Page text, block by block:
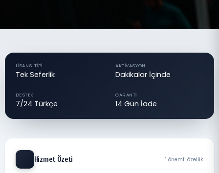
LISANS TIPI
Tek Seferlik
AKTIVASYON
Dakikalar İçinde
DESTEK
7/24 Türkçe
GARANTI
14 Gün İade
Hizmet Özeti 1 önemli özellik